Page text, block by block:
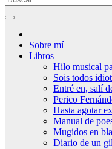
Sobre mí
Libros
Hilo musical
Sois todos
Entré en, salí
Perico
Hasta agotar
Manual de
Mugidos en
Diario de un